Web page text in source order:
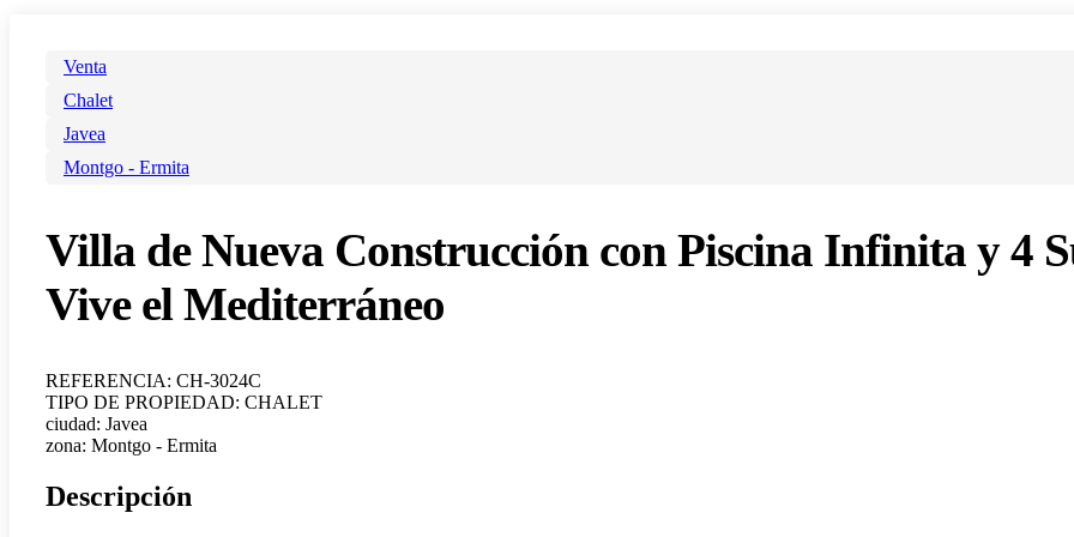
Venta
Chalet
Javea
Montgo - Ermita
Villa de Nueva Construcción con Piscina Infinita y 4
Vive el Mediterráneo
REFERENCIA: CH-3024C
TIPO DE PROPIEDAD: CHALET
ciudad: Javea
zona: Montgo - Ermita
Descripción